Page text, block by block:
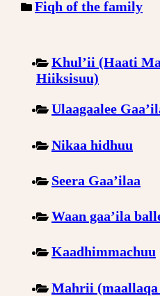
Fiqh of the family
Khul’ii (Haati
Hiiksisuu)
Ulaagaalee
Nikaa hidhuu
Seera Gaa’ilaa
Waan gaa’ila
Kaadhimmachuu
Mahrii